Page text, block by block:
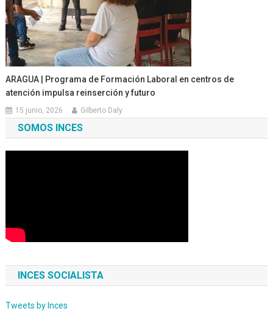
ARAGUA | Programa de Formación Laboral en centros de
atención impulsa reinserción y futuro
15 junio, 2026 Gilberto Daly
SOMOS INCES
INCES SOCIALISTA
Tweets by Inces